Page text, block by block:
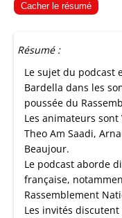
Cacher le résumé
Résumé :
Le sujet du podcast
Bardella dans les
poussée du
Les animateurs sont
Theo Am Saadi,
Beaujour.
Le podcast aborde
française,
Rassemblement
Les invités